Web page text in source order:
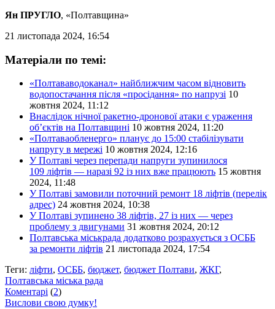
Ян ПРУГЛО, «Полтавщина»
21 листопада 2024, 16:54
Матеріали по темі:
«Полтававодоканал» найближчим часом відновить
водопостачання після «просідання» по напрузі 10
жовтня 2024, 11:12
Внаслідок нічної ракетно-дронової атаки є ураження
об’єктів на Полтавщині 10 жовтня 2024, 11:20
«Полтаваобленерго» планує до 15:00 стабілізувати
напругу в мережі 10 жовтня 2024, 12:16
У Полтаві через перепади напруги зупинилося
109 ліфтів — наразі 92 із них вже працюють 15 жовтня
2024, 11:48
У Полтаві замовили поточний ремонт 18 ліфтів (перелік
адрес) 24 жовтня 2024, 10:38
У Полтаві зупинено 38 ліфтів, 27 із них — через
проблему з двигунами 31 жовтня 2024, 20:12
Полтавська міськрада додатково розрахується з ОСББ
за ремонти ліфтів 21 листопада 2024, 17:54
Теги: ліфти, ОСББ, бюджет, бюджет Полтави, ЖКГ,
Полтавська міська рада
Коментарі (2)
Вислови свою думку!